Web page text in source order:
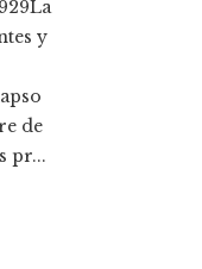
y
de
pr...